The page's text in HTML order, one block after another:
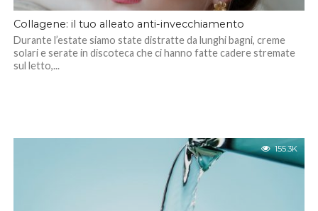
Collagene: il tuo alleato anti-invecchiamento
Durante l’estate siamo state distratte da lunghi bagni, creme
solari e serate in discoteca che ci hanno fatte cadere stremate
sul letto,...
155.3K